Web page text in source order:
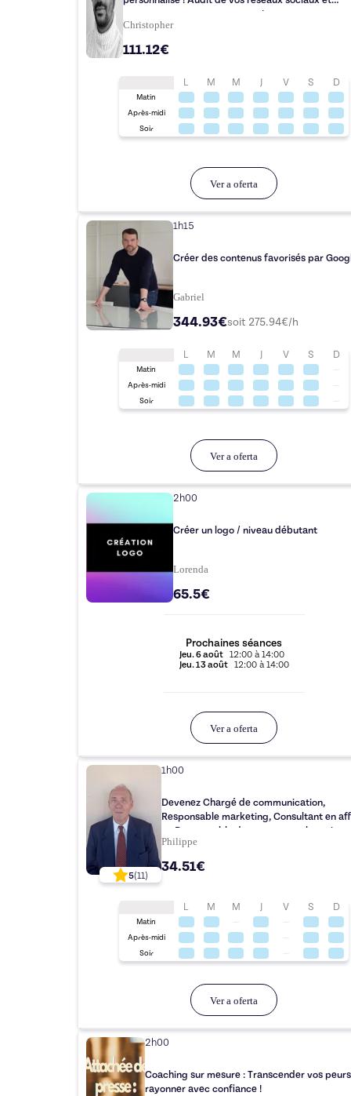
accompagnement sur-mesure !
Christopher
111.12€
L M M J V S D
Matin
Après-midi
Soir
Ver a oferta
1h15
Créer des contenus favorisés par
Gabriel
344.93€soit 275.94€/h
L M M J V S D
Matin
Après-midi
Soir
Ver a oferta
2h00
Créer un logo / niveau débutant
Lorenda
65.5€
Prochaines séances
Jeu.6 août 12:00à14:00
Jeu.13 août 12:00à14:00
Ver a oferta
5(11)
1h00
Devenez Chargé de communication,
Responsable marketing, Consultant en
ou Responsable des ressources
le DFP C1 Affaires
Philippe
34.51€
L M M J V S D
Matin
Après-midi
Soir
Ver a oferta
2h00
Coaching sur mesure : Transcender vos
rayonner avec confiance !